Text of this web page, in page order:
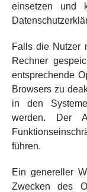
einsetzen und
Falls die Nutzer
Rechner
entsprechende
Browsers zu
in den
werden. Der
führen.
Ein genereller
Zwecken des